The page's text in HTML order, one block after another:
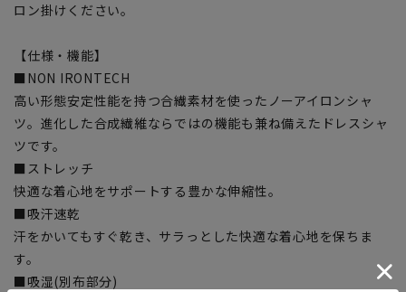
ロン掛けください。
【仕様・機能】
■NON IRONTECH
高い形態安定性能を持つ合繊素材を使ったノーアイロンシャ
ツ。進化した合成繊維ならではの機能も兼ね備えたドレスシャ
ツです。
■ストレッチ
快適な着心地をサポートする豊かな伸縮性。
■吸汗速乾
汗をかいてもすぐ乾き、サラっとした快適な着心地を保ちま
す。
■吸湿(別布部分)